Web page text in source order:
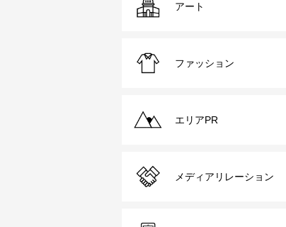
アート
ファッション
エリアPR
メディアリレーション